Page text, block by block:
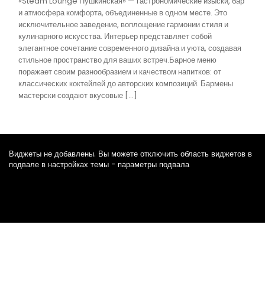
и атмосфера комфорта, объединенные в одном месте. Это
исключительное заведение, воплощение гармонии стиля и
кулинарного искусства. Интерьер представляет собой
элегантное сочетание современного дизайна и уюта, создавая
стильное пространство для ваших встреч.Барное меню
поражает своим разнообразием и качеством напитков: от
классических коктейлей до авторских композиций. Бармены
мастерски создают вкусовые […]
Виджеты не добавлены. Вы можете отключить область виджетов в
подвале в настройках темы - параметры подвала